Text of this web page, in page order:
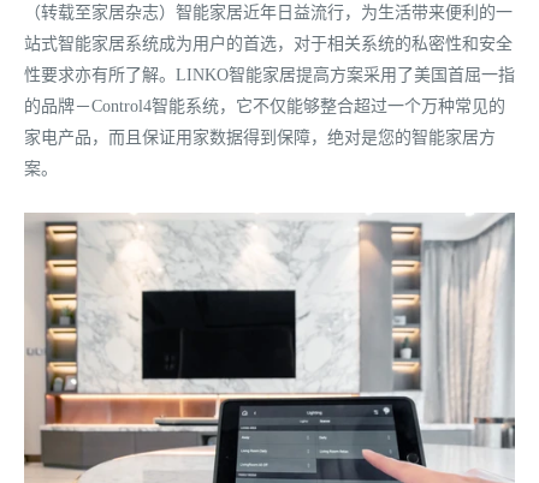
（转载至家居杂志）智能家居近年日益流行，为生活带来便利的一
站式智能家居系统成为用户的首选，对于相关系统的私密性和安全
性要求亦有所了解。LINKO智能家居提高方案采用了美国首屈一指
的品牌－Control4智能系统，它不仅能够整合超过一个万种常见的
家电产品，而且保证用家数据得到保障，绝对是您的智能家居方
案。